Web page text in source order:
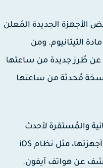
الجديدة المُعلن
التيتانيوم. ومن
طُرز جديدة من ساعتها
مُحدثة من ساعتها
والمُستقرة لأحدث
إصدارات أنظمتها المُعتمدة على أجهزتها، مثل نظام iOS